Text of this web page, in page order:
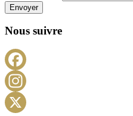
Envoyer
Nous suivre